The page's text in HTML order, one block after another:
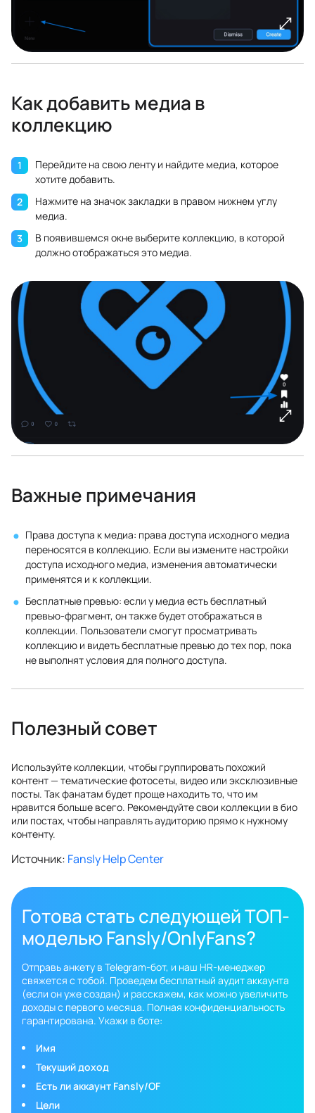
Как добавить медиа в
коллекцию
Перейдите на свою ленту и найдите медиа, которое
хотите добавить.
Нажмите на значок закладки в правом нижнем углу
медиа.
В появившемся окне выберите коллекцию, в которой
должно отображаться это медиа.
Важные примечания
Права доступа к медиа: права доступа исходного медиа
переносятся в коллекцию. Если вы измените настройки
доступа исходного медиа, изменения автоматически
применятся и к коллекции.
Бесплатные превью: если у медиа есть бесплатный
превью-фрагмент, он также будет отображаться в
коллекции. Пользователи смогут просматривать
коллекцию и видеть бесплатные превью до тех пор, пока
не выполнят условия для полного доступа.
Полезный совет
Используйте коллекции, чтобы группировать похожий
контент — тематические фотосеты, видео или эксклюзивные
посты. Так фанатам будет проще находить то, что им
нравится больше всего. Рекомендуйте свои коллекции в био
или постах, чтобы направлять аудиторию прямо к нужному
контенту.
Источник: Fansly Help Center
Готова стать следующей ТОП-
моделью Fansly/OnlyFans?
Отправь анкету в Telegram-бот, и наш HR-менеджер
свяжется с тобой. Проведем бесплатный аудит аккаунта
(если он уже создан) и расскажем, как можно увеличить
доходы с первого месяца. Полная конфиденциальность
гарантирована. Укажи в боте:
Имя
Текущий доход
Есть ли аккаунт Fansly/OF
Цели